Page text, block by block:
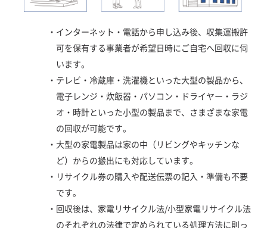
・ インターネット・電話から申し込み後、収集運搬許
可を保有する事業者が希望日時にご自宅へ回収に伺
います。
・ テレビ・冷蔵庫・洗濯機といった大型の製品から、
電子レンジ・炊飯器・パソコン・ドライヤー・ラジ
オ・時計といった小型の製品まで、さまざまな家電
の回収が可能です。
・ 大型の家電製品は家の中（リビングやキッチンな
ど）からの搬出にも対応しています。
・ リサイクル券の購入や配送伝票の記入・準備も不要
です。
・ 回収後は、家電リサイクル法/小型家電リサイクル法
のそれぞれの法律で定められている処理方法に則っ